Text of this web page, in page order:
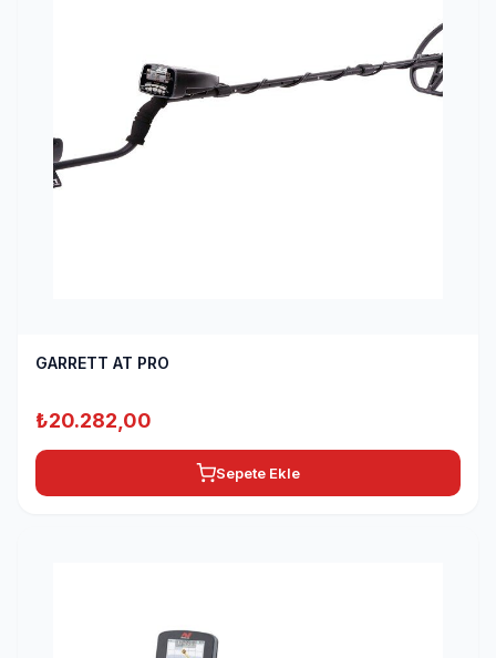
GARRETT AT PRO
₺20.282,00
Sepete Ekle